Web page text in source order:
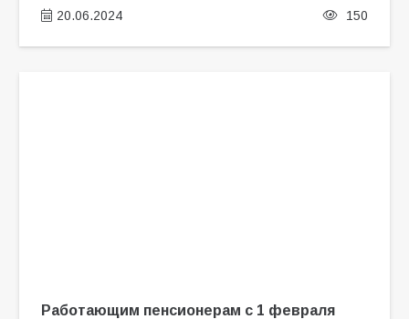
20.06.2024 150
Работающим пенсионерам с 1 февраля